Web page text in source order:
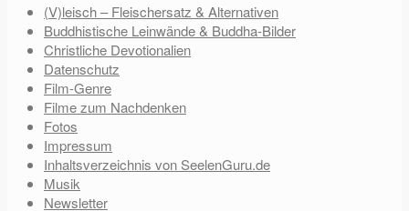
(V)leisch – Fleischersatz & Alternativen
Buddhistische Leinwände & Buddha-Bilder
Christliche Devotionalien
Datenschutz
Film-Genre
Filme zum Nachdenken
Fotos
Impressum
Inhaltsverzeichnis von SeelenGuru.de
Musik
Newsletter